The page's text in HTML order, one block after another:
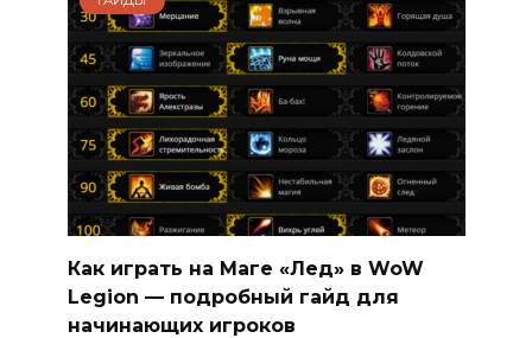
Как играть на Маге «Лед» в WoW
Legion — подробный гайд для
начинающих игроков